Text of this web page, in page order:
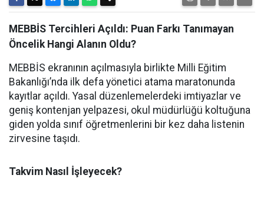
MEBBİS Tercihleri Açıldı: Puan Farkı Tanımayan
Öncelik Hangi Alanın Oldu?
MEBBİS ekranının açılmasıyla birlikte Milli Eğitim
Bakanlığı’nda ilk defa yönetici atama maratonunda
kayıtlar açıldı. Yasal düzenlemelerdeki imtiyazlar ve
geniş kontenjan yelpazesi, okul müdürlüğü koltuğuna
giden yolda sınıf öğretmenlerini bir kez daha listenin
zirvesine taşıdı.
Takvim Nasıl İşleyecek?